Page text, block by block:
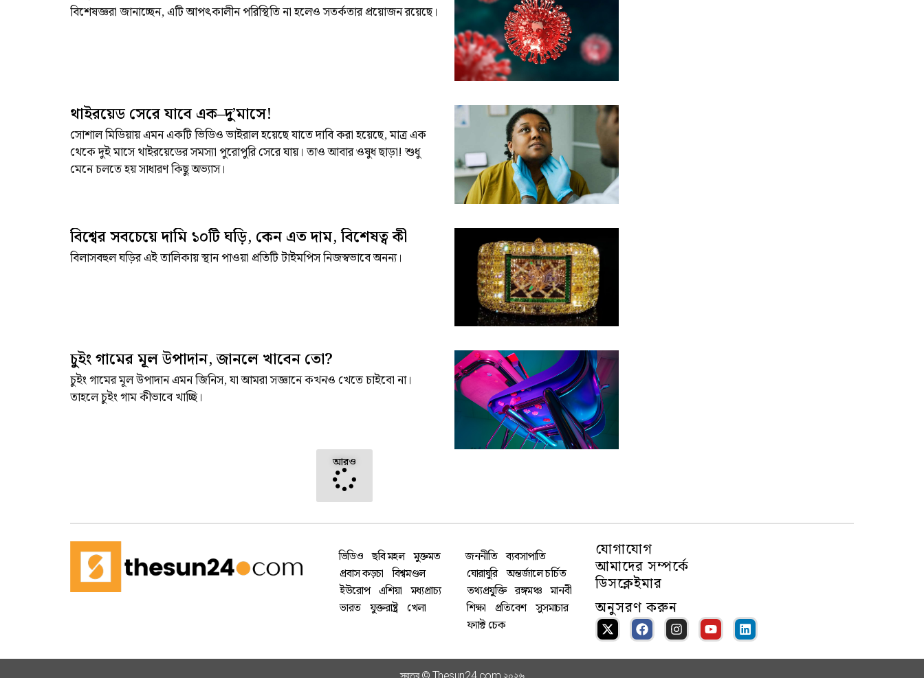
বিশেষজ্ঞরা জানাচ্ছেন, এটি আপৎকালীন পরিস্থিতি না হলেও সতর্কতার প্রয়োজন রয়েছে।
থাইরয়েড সেরে যাবে এক–দু’মাসে!
সোশাল মিডিয়ায় এমন একটি ভিডিও ভাইরাল হয়েছে যাতে দাবি করা হয়েছে, মাত্র এক
থেকে দুই মাসে থাইরয়েডের সমস্যা পুরোপুরি সেরে যায়। তাও আবার ওষুধ ছাড়া! শুধু
মেনে চলতে হয় সাধারণ কিছু অভ্যাস।
বিশ্বের সবচেয়ে দামি ১০টি ঘড়ি, কেন এত দাম, বিশেষত্ব কী
বিলাসবহুল ঘড়ির এই তালিকায় স্থান পাওয়া প্রতিটি টাইমপিস নিজস্বভাবে অনন্য।
চুইং গামের মূল উপাদান, জানলে খাবেন তো?
চুইং গামের মূল উপাদান এমন জিনিস, যা আমরা সজ্ঞানে কখনও খেতে চাইবো না।
তাহলে চুইং গাম কীভাবে খাচ্ছি।
আরও
ভিডিও ছবি মহল মুক্তমত
প্রবাস কড়চা বিশ্বমণ্ডল
ইউরোপ এশিয়া মধ্যপ্রাচ্য
ভারত যুক্তরাষ্ট্র খেলা
জননীতি ব্যবসাপাতি
ঘোরাঘুরি অন্তর্জালে চর্চিত
তথ্যপ্রযু্ক্তি রঙ্গমঞ্চ মানবী
শিক্ষা প্রতিবেশ সুসমাচার
ফ্যাক্ট চেক
যোগাযোগ
আমাদের সম্পর্কে
ডিসক্লেইমার
অনুসরণ করুন